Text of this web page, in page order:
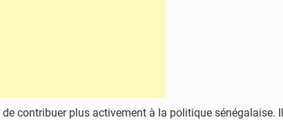
contribuer plus activement à la politique